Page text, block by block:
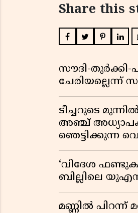
Share this
സൗദി-
ചേരിയല്ലെന്ന്
ടീച്ചറുടെ
അഞ്ച്
ഞെട്ടിക്കുന്ന
‘വിദേശ
ബില്ലിലെ
മണ്ണിൽ പിറന്ന്